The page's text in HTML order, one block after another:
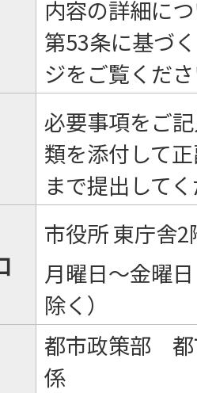
内容の詳細に
第53条に基づ
ジをご覧くだ
必要事項をご
類を添付して
まで提出して
市役所 東庁舎
月曜日～金曜
除く）
都市政策部
係